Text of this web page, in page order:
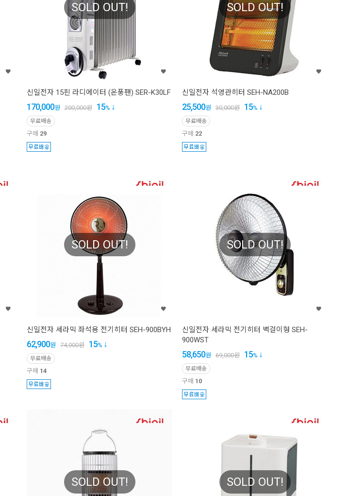
SOLD OUT!
신일전자 15핀 라디에이터 (온풍팬) SER-K30LF
170,000원 200,000원 15%
무료배송
구매 29
SOLD OUT!
신일전자 석영관히터 SEH-NA200B
25,500원 30,000원 15%
무료배송
구매 22
SOLD OUT!
신일전자 세라믹 좌석용 전기히터 SEH-900BYH
62,900원 74,000원 15%
무료배송
구매 14
SOLD OUT!
신일전자 세라믹 전기히터 벽걸이형 SEH-
900WST
58,650원 69,000원 15%
무료배송
구매 10
SOLD OUT! SOLD OUT!